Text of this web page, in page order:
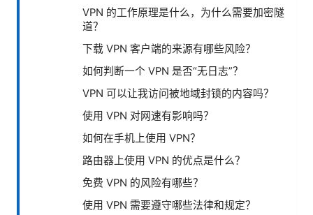
VPN 的工作原理是什么，为什么需要加密隧
道？
下载 VPN 客户端的来源有哪些风险？
如何判断一个 VPN 是否“无日志”？
VPN 可以让我访问被地域封锁的内容吗？
使用 VPN 对网速有影响吗？
如何在手机上使用 VPN？
路由器上使用 VPN 的优点是什么？
免费 VPN 的风险有哪些？
使用 VPN 需要遵守哪些法律和规定？